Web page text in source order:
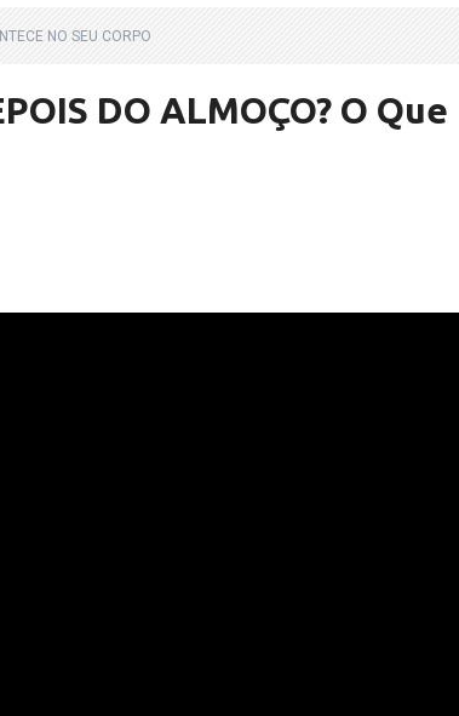
NO SEU CORPO
DO ALMOÇO? O Que